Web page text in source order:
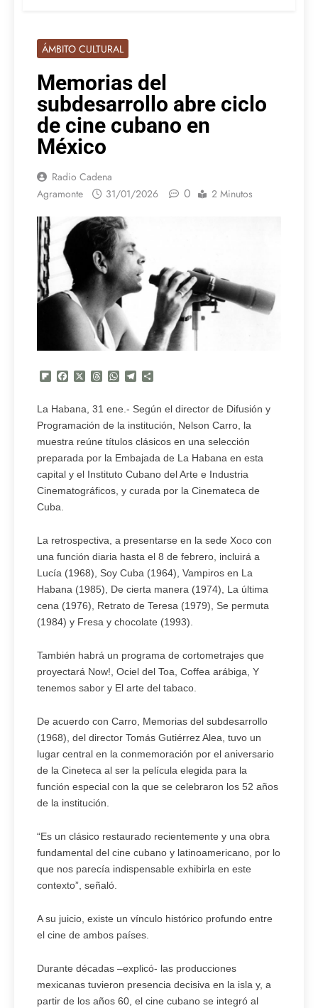
ÁMBITO CULTURAL
Memorias del
subdesarrollo abre ciclo
de cine cubano en
México
Radio Cadena
Agramonte
31/01/2026 0 2 Minutos
Flipboard
FacebookThreadsWhatsApp
Telegram
La Habana, 31 ene.- Según el director de Difusión y
Programación de la institución, Nelson Carro, la
muestra reúne títulos clásicos en una selección
preparada por la Embajada de La Habana en esta
capital y el Instituto Cubano del Arte e Industria
Cinematográficos, y curada por la Cinemateca de
Cuba.
La retrospectiva, a presentarse en la sede Xoco con
una función diaria hasta el 8 de febrero, incluirá a
Lucía (1968), Soy Cuba (1964), Vampiros en La
Habana (1985), De cierta manera (1974), La última
cena (1976), Retrato de Teresa (1979), Se permuta
(1984) y Fresa y chocolate (1993).
También habrá un programa de cortometrajes que
proyectará Now!, Ociel del Toa, Coffea arábiga, Y
tenemos sabor y El arte del tabaco.
De acuerdo con Carro, Memorias del subdesarrollo
(1968), del director Tomás Gutiérrez Alea, tuvo un
lugar central en la conmemoración por el aniversario
de la Cineteca al ser la película elegida para la
función especial con la que se celebraron los 52 años
de la institución.
“Es un clásico restaurado recientemente y una obra
fundamental del cine cubano y latinoamericano, por lo
que nos parecía indispensable exhibirla en este
contexto”, señaló.
A su juicio, existe un vínculo histórico profundo entre
el cine de ambos países.
Durante décadas –explicó- las producciones
mexicanas tuvieron presencia decisiva en la isla y, a
partir de los años 60, el cine cubano se integró al